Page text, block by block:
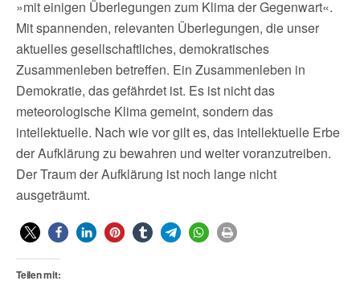
»mit einigen Überlegungen zum Klima der Gegenwart«.
Mit spannenden, relevanten Überlegungen, die unser
aktuelles gesellschaftliches, demokratisches
Zusammenleben betreffen. Ein Zusammenleben in
Demokratie, das gefährdet ist. Es ist nicht das
meteorologische Klima gemeint, sondern das
intellektuelle. Nach wie vor gilt es, das intellektuelle Erbe
der Aufklärung zu bewahren und weiter voranzutreiben.
Der Traum der Aufklärung ist noch lange nicht
ausgeträumt.
Teilen mit: